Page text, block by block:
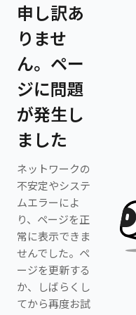
申し訳あ
りませ
ん。ペー
ジに問題
が発生し
ました
ネットワークの
不安定やシステ
ムエラーによ
り、ページを正
常に表示できま
せんでした。ペ
ージを更新する
か、しばらくし
てから再度お試